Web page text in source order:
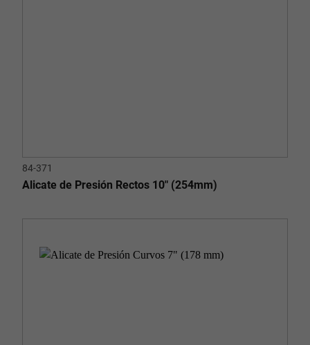
84-371
Alicate de Presión Rectos 10" (254mm)